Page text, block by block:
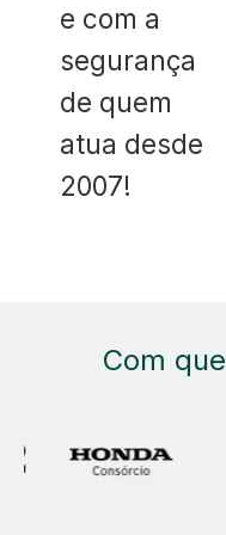
e com a
segurança
de quem
atua desde
2007!
Com